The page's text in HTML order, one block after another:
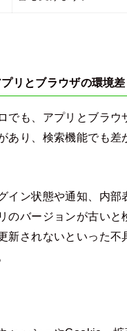
リとブラウザの環境差
でも、アプリとブラウ
あり、検索機能でも差
イン状態や通知、内部
のバージョンが古いと
新されないといった不